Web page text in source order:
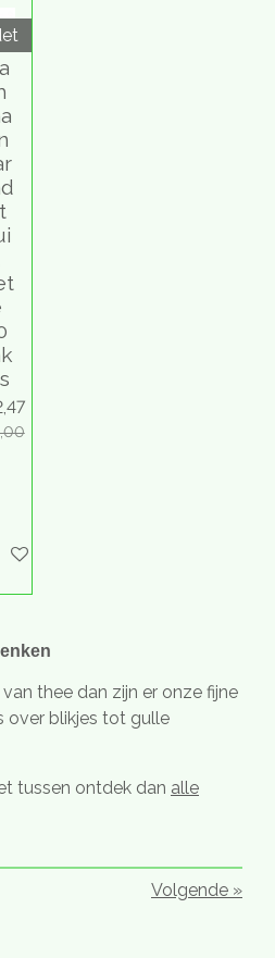
de hoogte
winkelwagen
thee dan zijn er onze fijne
over blikjes tot gulle
tussen ontdek dan alle
Volgende »